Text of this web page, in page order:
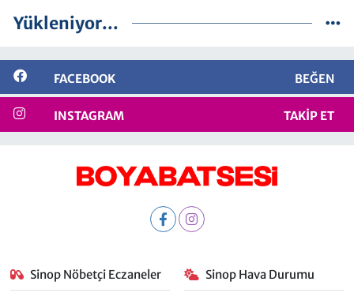
Yükleniyor...
FACEBOOK BEĞEN
INSTAGRAM TAKIP ET
Sinop Nöbetçi Eczaneler Sinop Hava Durumu